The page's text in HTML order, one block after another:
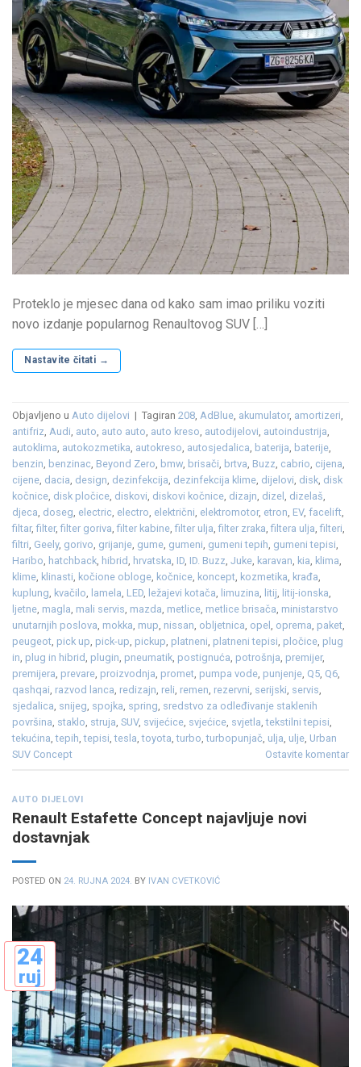
Proteklo je mjesec dana od kako sam imao priliku voziti
novo izdanje popularnog Renaultovog SUV […]
Nastavite čitati →
Objavljeno u Auto dijelovi | Tagiran 208, AdBlue, akumulator, amortizeri,
antifriz, Audi, auto, auto auto, auto kreso, autodijelovi, autoindustrija,
autoklima, autokozmetika, autokreso, autosjedalica, baterija, baterije,
benzin, benzinac, Beyond Zero, bmw, brisači, brtva, Buzz, cabrio, cijena,
cijene, dacia, design, dezinfekcija, dezinfekcija klime, dijelovi, disk, disk
kočnice, disk pločice, diskovi, diskovi kočnice, dizajn, dizel , dizelaš,
djeca, doseg, electric, electro, električni, elektromotor, etron, EV, facelift,
filtar,filter,filter goriva,filter kabine,filter ulja,filter zraka,filtera ulja,filteri,
filtri, Geely, gorivo, grijanje, gume, gumeni, gumeni tepih, gumeni tepisi,
Haribo, hatchback, hibrid, hrvatska, ID, ID. Buzz, Juke, karavan, kia, klima,
klime, klinasti, kočione obloge, kočnice, koncept, kozmetika, krađa,
kuplung, kvačilo, lamela, LED, ležajevi kotača, limuzina, litij, litij-ionska,
ljetne, magla, mali servis, mazda, metlice, metlice brisača, ministarstvo
unutarnjih poslova, mokka, mup, nissan, obljetnica, opel , oprema, paket,
peugeot, pick up, pick-up, pickup, platneni, platneni tepisi, pločice, plug
in, plug in hibrid, plugin, pneumatik, postignuća, potrošnja, premijer,
premijera, prevare, proizvodnja, promet, pumpa vode, punjenje, Q5, Q6,
qashqai, razvod lanca, redizajn, reli, remen, rezervni, serijski, servis,
sjedalica, snijeg, spojka, spring, sredstvo za odleđivanje staklenih
površina, staklo, struja, SUV, svijećice, svjećice, svjetla,tekstilni tepisi,
tekućina,tepih,tepisi,tesla,toyota,turbo,turbopunjač, ulja, ulje, Urban
SUV Concept
Ostavite komentar
AUTO DIJELOVI
Renault Estafette Concept najavljuje novi
dostavnjak
POSTED ON 24. RUJNA 2024. BY IVAN CVETKOVIĆ
24
ruj